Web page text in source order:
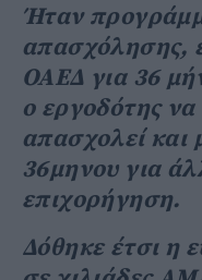
Ήταν
απασχόλησης,
ΟΑΕΔ για 36
ο εργοδότης να
απασχολεί και
36μηνου για
επιχορήγηση.
Δόθηκε έτσι η